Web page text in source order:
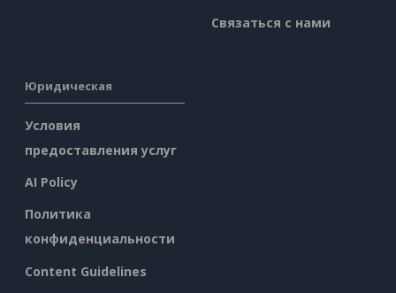
Связаться с нами
Юридическая
Условия
предоставления услуг
AI Policy
Политика
конфиденциальности
Content Guidelines